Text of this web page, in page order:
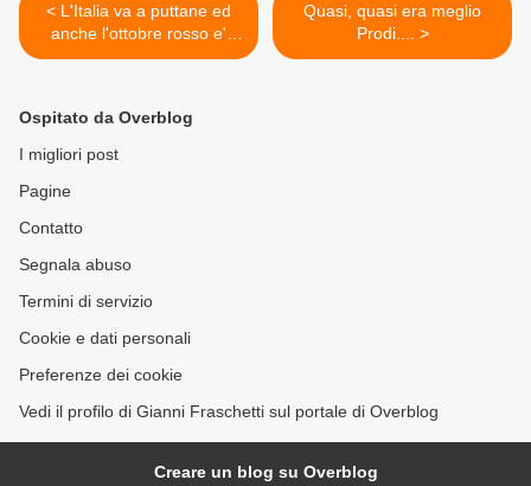
< L'Italia va a puttane ed
anche l'ottobre rosso e'
miseramente affondato
Quasi, quasi era meglio
Prodi.... >
Ospitato da Overblog
I migliori post
Pagine
Contatto
Segnala abuso
Termini di servizio
Cookie e dati personali
Preferenze dei cookie
Vedi il profilo di Gianni Fraschetti sul portale di Overblog
Creare un blog su Overblog